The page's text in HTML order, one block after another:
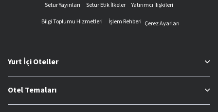
Setur Yayınları
Setur Etik İlkeler
Yatırımcı İlişkileri
Bilgi Toplumu Hizmetleri
İşlem Rehberi Çerez Ayarları
Yurt İçi Oteller
Otel Temaları